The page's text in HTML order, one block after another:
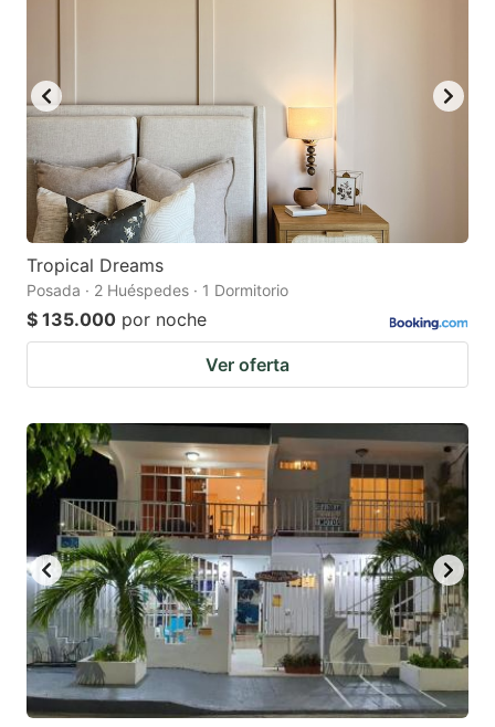
Tropical Dreams
Posada · 2 Huéspedes · 1 Dormitorio
$ 135.000 por noche
Ver oferta